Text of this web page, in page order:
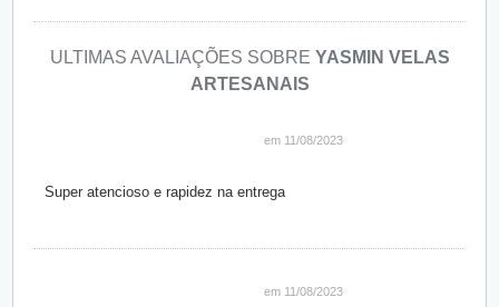
ULTIMAS AVALIAÇÕES SOBRE YASMIN VELAS
ARTESANAIS
em 11/08/2023
Super atencioso e rapidez na entrega
em 11/08/2023